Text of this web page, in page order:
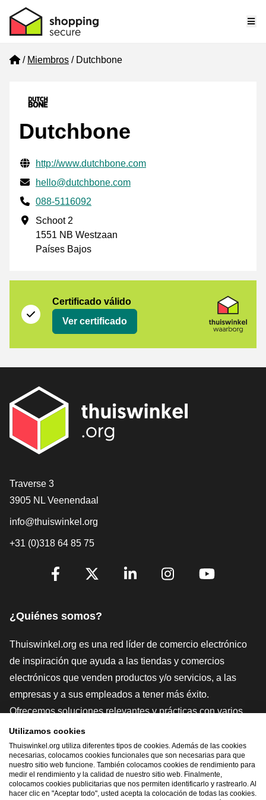
Home
Miembros Dutchbone
Dutchbone
Información de contacto verificada
Website URL
http://www.dutchbone.com
Envía un correo electrónico a
hello@dutchbone.com
Phone number
088-5116092
Dirección de la empresa
Schoot 2
1551 NB Westzaan
Países Bajos
Certificado válido
Ver certificado
[_General:Contact]
Traverse 3
3905 NL Veenendaal
info@thuiswinkel.org
+31 (0)318 64 85 75
[_General:SocialMediaTitle]
¿Quiénes somos?
Thuiswinkel.org es una red líder de comercio electrónico
de inspiración que ayuda a las tiendas y comercios
electrónicos que venden productos y/o servicios, a las
empresas y a sus empleados a tener más éxito.
Ofrecemos soluciones relevantes y prácticas con varios
sellos de confianza, Thuiswinkel Reviews, herramientas y
asesoramiento jurídico, defensa, estudios de mercado, y
tenemos nuestra propia plataforma educativa, la
Thuiswinkel e-Academy.
Utilizamos cookies
Thuiswinkel.org utiliza diferentes tipos de cookies. Además de las cookies
necesarias, colocamos cookies funcionales que son necesarias para que
nuestro sitio web funcione. También colocamos cookies de rendimiento para
medir el rendimiento y la calidad de nuestro sitio web. Finalmente,
colocamos cookies publicitarias que nos permiten identificarlo y rastrearlo. Al
hacer clic en "Aceptar todo", usted acepta la colocación de todas las cookies.